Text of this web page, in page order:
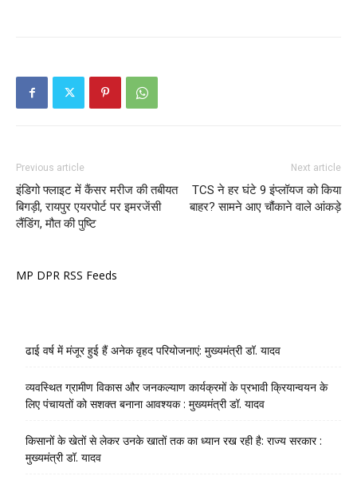
Previous article
इंडिगो फ्लाइट में कैंसर मरीज की तबीयत
बिगड़ी, रायपुर एयरपोर्ट पर इमरजेंसी
लैंडिंग, मौत की पुष्टि
Next article
TCS ने हर घंटे 9 इंप्लॉयज को किया
बाहर? सामने आए चौंकाने वाले आंकड़े
MP DPR RSS Feeds
ढाई वर्ष में मंजूर हुई हैं अनेक वृहद परियोजनाएं: मुख्यमंत्री डॉ. यादव
व्यवस्थित ग्रामीण विकास और जनकल्याण कार्यक्रमों के प्रभावी क्रियान्वयन के
लिए पंचायतों को सशक्त बनाना आवश्यक : मुख्यमंत्री डॉ. यादव
किसानों के खेतों से लेकर उनके खातों तक का ध्यान रख रही है: राज्य सरकार :
मुख्यमंत्री डॉ. यादव